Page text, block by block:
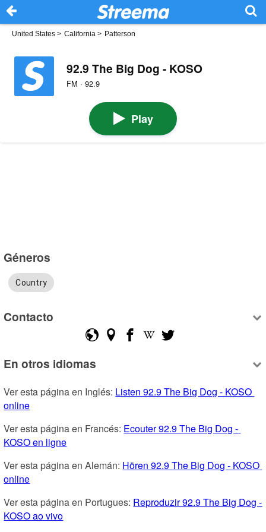
United States > California > Patterson
92.9 The Big Dog - KOSO
FM · 92.9
Play
Géneros
Country
Contacto
En otros idiomas
Ver esta página en Inglés: Listen 92.9 The Big Dog - KOSO
online
Ver esta página en Francés: Ecouter 92.9 The Big Dog -
KOSO en ligne
Ver esta página en Alemán: Hören 92.9 The Big Dog - KOSO
online
Ver esta página en Portugues: Reproduzir 92.9 The Big Dog -
KOSO ao vivo